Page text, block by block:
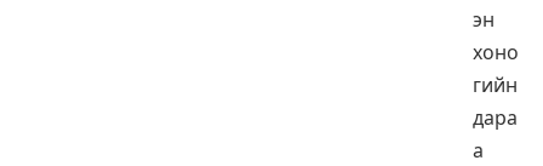
эн
хоно
гийн
дара
а